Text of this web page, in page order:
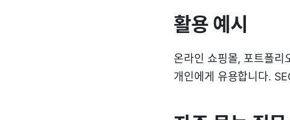
활용 예시
온라인 쇼핑몰, 포트폴리
개인에게 유용합니다.